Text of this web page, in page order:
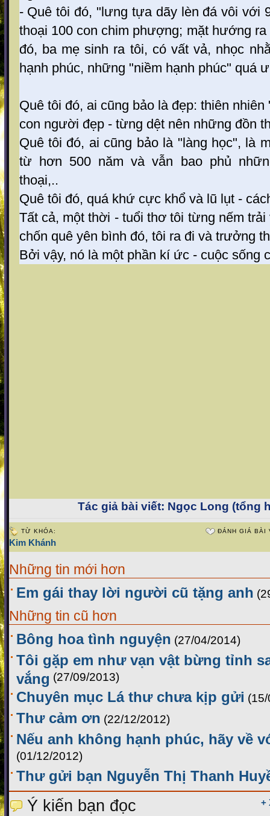
- Quê tôi đó, "lưng tựa dãy lèn đá vôi với
thoại 100 con chim phượng; mặt hướng
đó, ba mẹ sinh ra tôi, có vất vả, nhọc
hạnh phúc, những "niềm hạnh phúc" quá
Quê tôi đó, ai cũng bảo là đẹp: thiên
con người đẹp - từng dệt nên những đồn
Quê tôi đó, ai cũng bảo là "làng học", là
từ hơn 500 năm và vẫn bao phủ
thoại,..
Quê tôi đó, quá khứ cực khổ và lũ lụt -
Tất cả, một thời - tuổi thơ tôi từng nếm
chốn quê yên bình đó, tôi ra đi và trưởng
Bởi vậy, nó là một phần kí ức - cuộc sống
Tác giả bài viết: Ngọc Long (tổng
TỪ KHÓA:
Kim Khánh
ĐÁNH GIÁ BÀI
Những tin mới hơn
Em gái thay lời người cũ tặng anh
Những tin cũ hơn
Bông hoa tình nguyện (27/04/2014)
Tôi gặp em như vạn vật bừng tỉnh
vắng (27/09/2013)
Chuyên mục Lá thư chưa kịp gửi
Thư cảm ơn (22/12/2012)
Nếu anh không hạnh phúc, hãy về
(01/12/2012)
Thư gửi bạn Nguyễn Thị Thanh
+
Ý kiến bạn đọc